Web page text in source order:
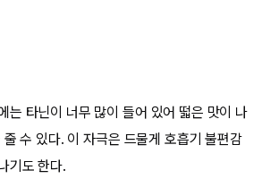
는 타닌이 너무 많이 들어 있어 떫은 맛이 나
수 있다. 이 자극은 드물게 호흡기 불편감
기도 한다.